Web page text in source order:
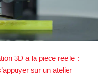
3D à la pièce réelle :
sur un atelier